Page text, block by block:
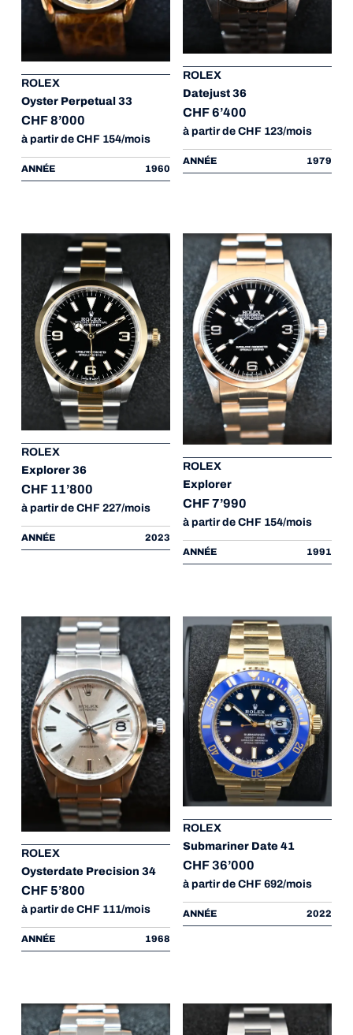
ROLEX
Oyster Perpetual 33
CHF 8’000
à partir de CHF 154/mois
ANNÉE 1960
ROLEX
Datejust 36
CHF 6’400
à partir de CHF 123/mois
ANNÉE 1979
ROLEX
Explorer 36
CHF 11’800
à partir de CHF 227/mois
ANNÉE 2023
ROLEX
Explorer
CHF 7’990
à partir de CHF 154/mois
ANNÉE 1991
ROLEX
Oysterdate Precision 34
CHF 5’800
à partir de CHF 111/mois
ANNÉE 1968
ROLEX
Submariner Date 41
CHF 36’000
à partir de CHF 692/mois
ANNÉE 2022